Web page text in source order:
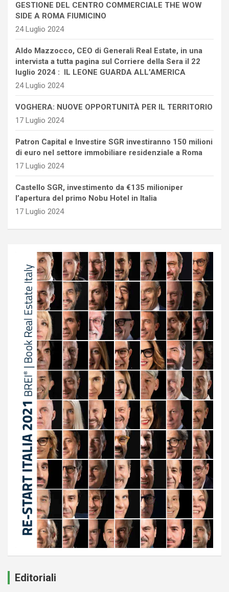
GESTIONE DEL CENTRO COMMERCIALE THE WOW
SIDE A ROMA FIUMICINO
24 Luglio 2024
Aldo Mazzocco, CEO di Generali Real Estate, in una
intervista a tutta pagina sul Corriere della Sera il 22
luglio 2024 : IL LEONE GUARDA ALL’AMERICA
24 Luglio 2024
VOGHERA: NUOVE OPPORTUNITÀ PER IL TERRITORIO
17 Luglio 2024
Patron Capital e Investire SGR investiranno 150 milioni
di euro nel settore immobiliare residenziale a Roma
17 Luglio 2024
Castello SGR, investimento da €135 milioniper
l’apertura del primo Nobu Hotel in Italia
17 Luglio 2024
Editoriali